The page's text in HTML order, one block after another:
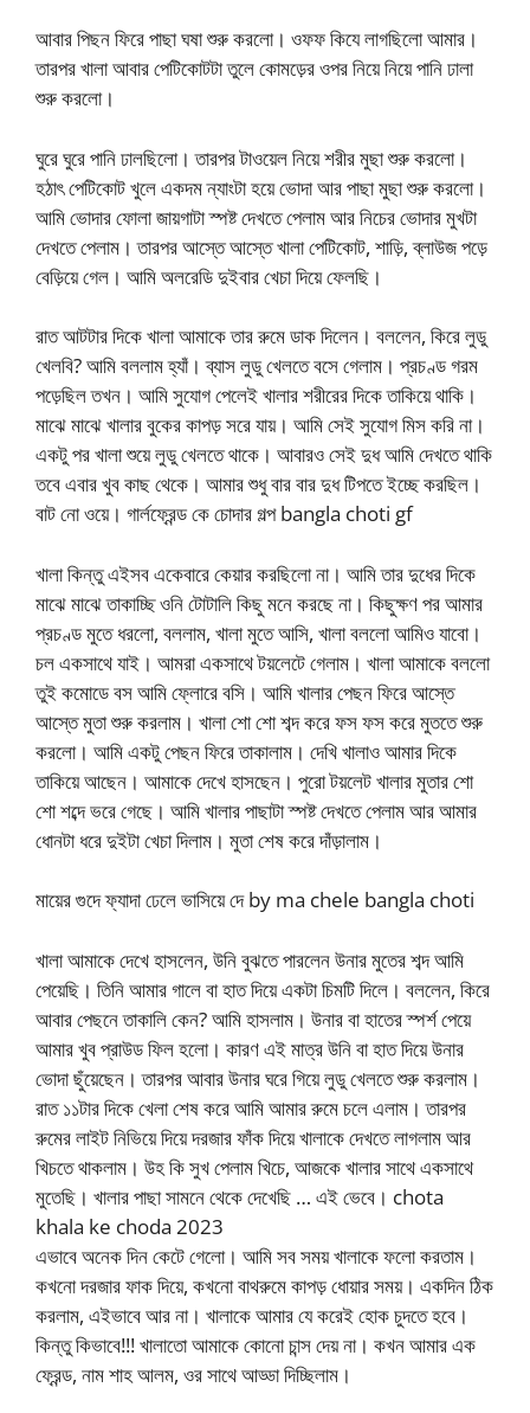
আবার পিছন ফিরে পাছা ঘষা শুরু করলো। ওফফ কিযে লাগছিলো আমার।
তারপর খালা আবার পেটিকোটটা তুলে কোমড়ের ওপর নিয়ে নিয়ে পানি ঢালা
শুরু করলো।
ঘুরে ঘুরে পানি ঢালছিলো। তারপর টাওয়েল নিয়ে শরীর মুছা শুরু করলো।
হঠাৎ পেটিকোট খুলে একদম ন্যাংটা হয়ে ভোদা আর পাছা মুছা শুরু করলো।
আমি ভোদার ফোলা জায়গাটা স্পষ্ট দেখতে পেলাম আর নিচের ভোদার মুখটা
দেখতে পেলাম। তারপর আস্তে আস্তে খালা পেটিকোট, শাড়ি, ব্লাউজ পড়ে
বেড়িয়ে গেল। আমি অলরেডি দুইবার খেচা দিয়ে ফেলছি।
রাত আটটার দিকে খালা আমাকে তার রুমে ডাক দিলেন। বললেন, কিরে লুডু
খেলবি? আমি বললাম হ্যাঁ। ব্যাস লুডু খেলতে বসে গেলাম। প্রচণ্ড গরম
পড়েছিল তখন। আমি সুযোগ পেলেই খালার শরীরের দিকে তাকিয়ে থাকি।
মাঝে মাঝে খালার বুকের কাপড় সরে যায়। আমি সেই সুযোগ মিস করি না।
একটু পর খালা শুয়ে লুডু খেলতে থাকে। আবারও সেই দুধ আমি দেখতে থাকি
তবে এবার খুব কাছ থেকে। আমার শুধু বার বার দুধ টিপতে ইচ্ছে করছিল।
বাট নো ওয়ে। গার্লফ্রেন্ড কে চোদার গল্প bangla choti gf
খালা কিন্তু এইসব একেবারে কেয়ার করছিলো না। আমি তার দুধের দিকে
মাঝে মাঝে তাকাচ্ছি ওনি টোটালি কিছু মনে করছে না। কিছুক্ষণ পর আমার
প্রচণ্ড মুতে ধরলো, বললাম, খালা মুতে আসি, খালা বললো আমিও যাবো।
চল একসাথে যাই। আমরা একসাথে টয়লেটে গেলাম। খালা আমাকে বললো
তুই কমোডে বস আমি ফ্লোরে বসি। আমি খালার পেছন ফিরে আস্তে
আস্তে মুতা শুরু করলাম। খালা শো শো শব্দ করে ফস ফস করে মুততে শুরু
করলো। আমি একটু পেছন ফিরে তাকালাম। দেখি খালাও আমার দিকে
তাকিয়ে আছেন। আমাকে দেখে হাসছেন। পুরো টয়লেট খালার মুতার শো
শো শব্দে ভরে গেছে। আমি খালার পাছাটা স্পষ্ট দেখতে পেলাম আর আমার
ধোনটা ধরে দুইটা খেচা দিলাম। মুতা শেষ করে দাঁড়ালাম।
মায়ের গুদে ফ্যাদা ঢেলে ভাসিয়ে দে by ma chele bangla choti
খালা আমাকে দেখে হাসলেন, উনি বুঝতে পারলেন উনার মুতের শব্দ আমি
পেয়েছি। তিনি আমার গালে বা হাত দিয়ে একটা চিমটি দিলে। বললেন, কিরে
আবার পেছনে তাকালি কেন? আমি হাসলাম। উনার বা হাতের স্পর্শ পেয়ে
আমার খুব প্রাউড ফিল হলো। কারণ এই মাত্র উনি বা হাত দিয়ে উনার
ভোদা ছুঁয়েছেন। তারপর আবার উনার ঘরে গিয়ে লুডু খেলতে শুরু করলাম।
রাত ১১টার দিকে খেলা শেষ করে আমি আমার রুমে চলে এলাম। তারপর
রুমের লাইট নিভিয়ে দিয়ে দরজার ফাঁক দিয়ে খালাকে দেখতে লাগলাম আর
খিচতে থাকলাম। উহ কি সুখ পেলাম খিচে, আজকে খালার সাথে একসাথে
মুতেছি। খালার পাছা সামনে থেকে দেখেছি … এই ভেবে। chota
khala ke choda 2023
এভাবে অনেক দিন কেটে গেলো। আমি সব সময় খালাকে ফলো করতাম।
কখনো দরজার ফাক দিয়ে, কখনো বাথরুমে কাপড় ধোয়ার সময়। একদিন ঠিক
করলাম, এইভাবে আর না। খালাকে আমার যে করেই হোক চুদতে হবে।
কিন্তু কিভাবে!!! খালাতো আমাকে কোনো চান্স দেয় না। কখন আমার এক
ফ্রেন্ড, নাম শাহ আলম, ওর সাথে আড্ডা দিচ্ছিলাম।